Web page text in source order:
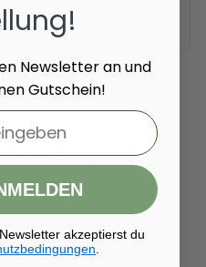
könnten
In den Warenkorb legen
Newsletter an und
Gutschein!
akzeptierst du